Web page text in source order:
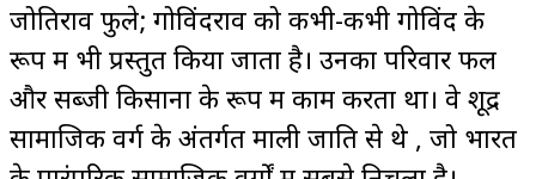
जोतिराव फुले; गोविंदराव को कभी-कभी गोविंद के
रूप में भी प्रस्तुत किया जाता है। उनका परिवार फल
और सब्जी किसानों के रूप में काम करता था। वे शूद्र
सामाजिक वर्ग के अंतर्गत माली जाति से थे , जो भारत